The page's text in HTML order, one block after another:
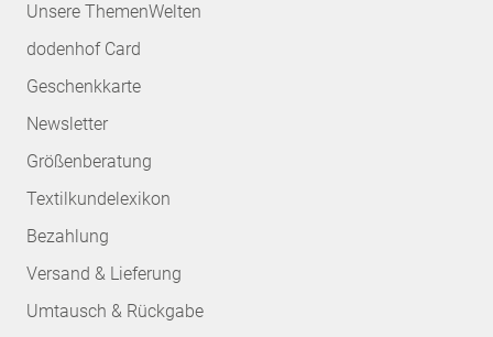
Unsere ThemenWelten
dodenhof Card
Geschenkkarte
Newsletter
Größenberatung
Textilkundelexikon
Bezahlung
Versand & Lieferung
Umtausch & Rückgabe